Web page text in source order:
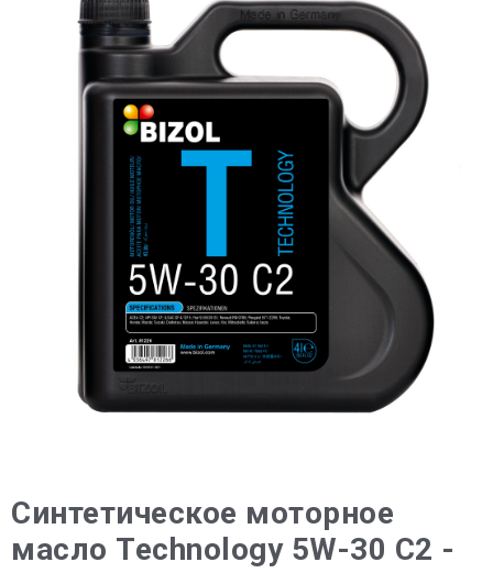
Синтетическое моторное
масло Technology 5W-30 C2 -